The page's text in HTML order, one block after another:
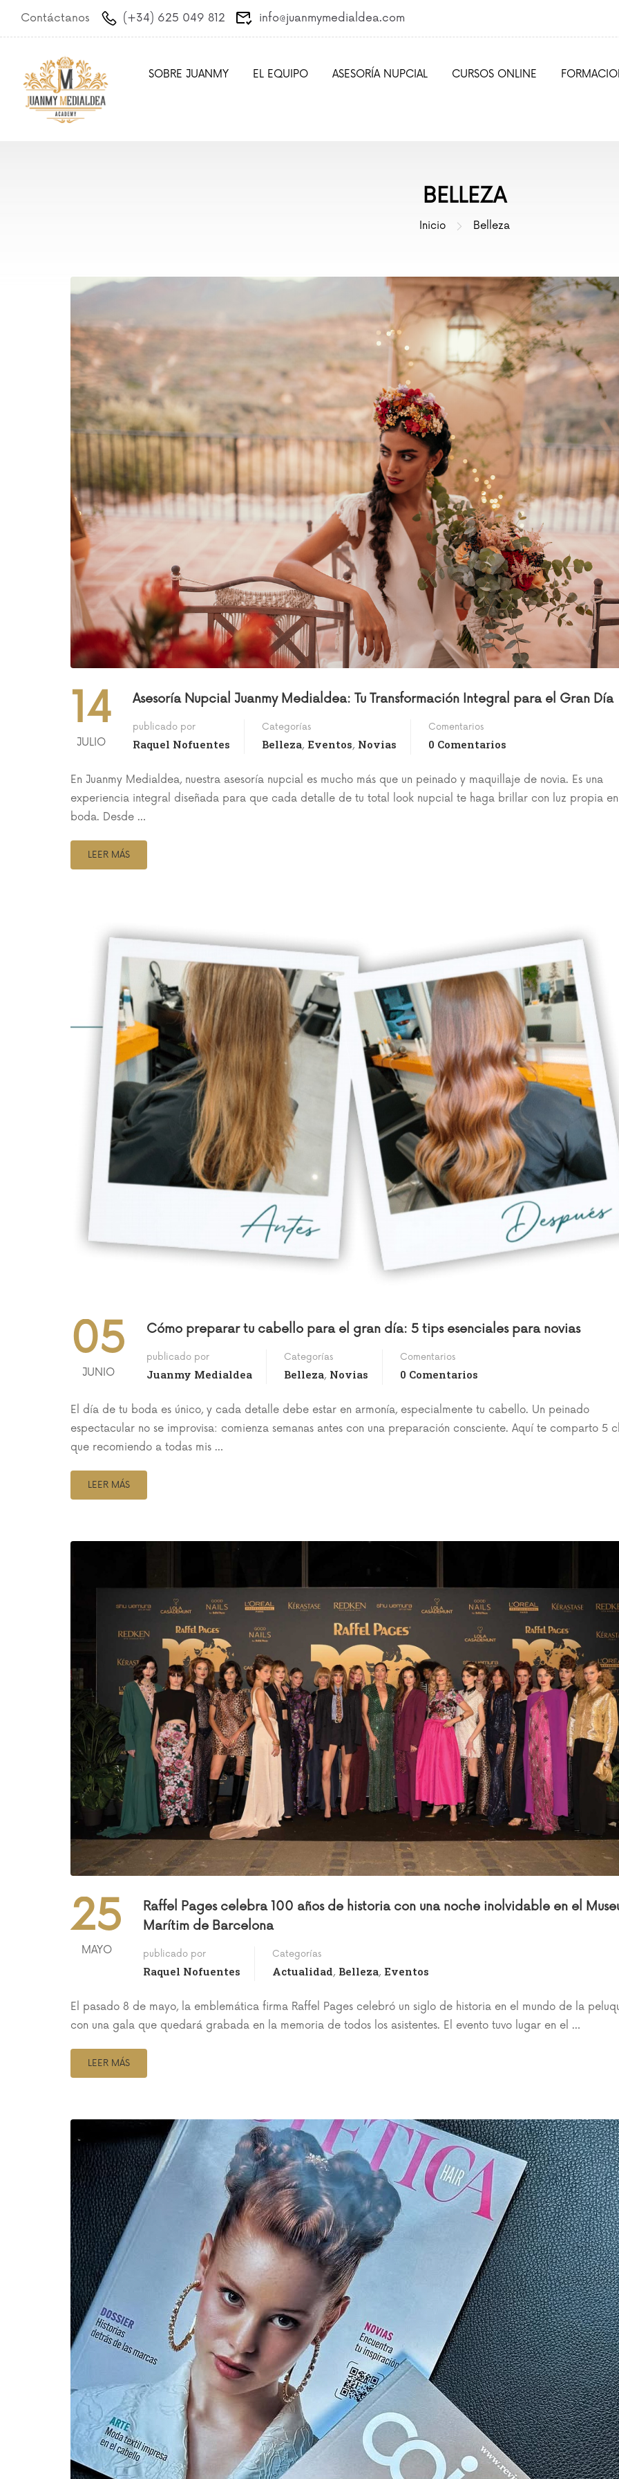
Contáctanos (+34) 625 049 812 info@juanmymedialdea.com
SOBRE JUANMY EL EQUIPO ASESORÍA NUPCIAL CURSOS ONLINE
BELLEZA
Inicio Belleza
14
JULIO
Asesoría Nupcial Juanmy Medialdea: Tu Transformación Integral para el Gran Día
publicado por
Raquel Nofuentes
Categorías
Belleza, Eventos, Novias
Comentarios
0 Comentarios
En Juanmy Medialdea, nuestra asesoría nupcial es mucho más que un peinado y maquillaje de novia. Es una
experiencia integral diseñada para que cada detalle de tu total look nupcial te haga brillar con luz propia
boda. Desde …
LEER MÁS
05
JUNIO
Cómo preparar tu cabello para el gran día: 5 tips esenciales para novias
publicado por
Juanmy Medialdea
Categorías
Belleza, Novias
Comentarios
0 Comentarios
El día de tu boda es único, y cada detalle debe estar en armonía, especialmente tu cabello. Un peinado
espectacular no se improvisa: comienza semanas antes con una preparación consciente. Aquí te comparto 5
que recomiendo a todas mis …
LEER MÁS
25
MAYO
Raffel Pages celebra 100 años de historia con una noche inolvidable en el
Marítim de Barcelona
publicado por
Raquel Nofuentes
Categorías
Actualidad, Belleza, Eventos
El pasado 8 de mayo, la emblemática firma Raffel Pages celebró un siglo de historia en el mundo de la
con una gala que quedará grabada en la memoria de todos los asistentes. El evento tuvo lugar en el …
LEER MÁS